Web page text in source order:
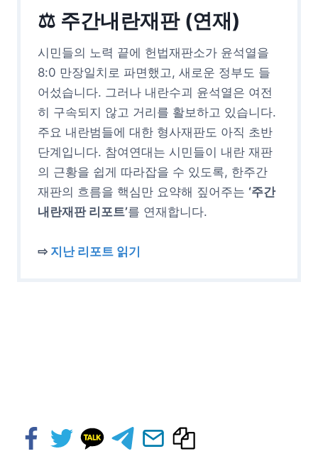
⚖ 주간내란재판 (연재)
시민들의 노력 끝에 헌법재판소가 윤석열을
8:0 만장일치로 파면했고, 새로운 정부도 들
어섰습니다. 그러나 내란수괴 윤석열은 여전
히 구속되지 않고 거리를 활보하고 있습니다.
주요 내란범들에 대한 형사재판도 아직 초반
단계입니다. 참여연대는 시민들이 내란 재판
의 근황을 쉽게 따라잡을 수 있도록, 한주간
재판의 흐름을 핵심만 요약해 짚어주는 ‘주간
내란재판 리포트’를 연재합니다.
⇨ 지난 리포트 읽기